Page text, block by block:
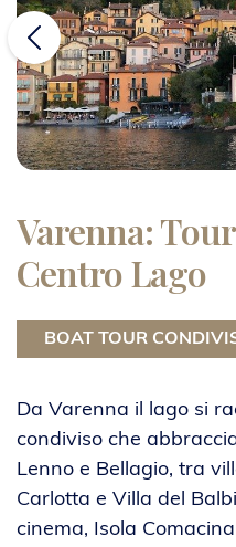
Varenna:
Centro Lago
BOAT TOUR
Da Varenna il lago si
condiviso che
Lenno e Bellagio, tra
Carlotta e Villa del
cinema, Isola